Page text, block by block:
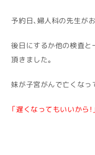
予約日、婦人科の先生が
後日にするか他の検査と
頂きました。
妹が子宮がんで亡くなっ
「遅くなってもいいから！